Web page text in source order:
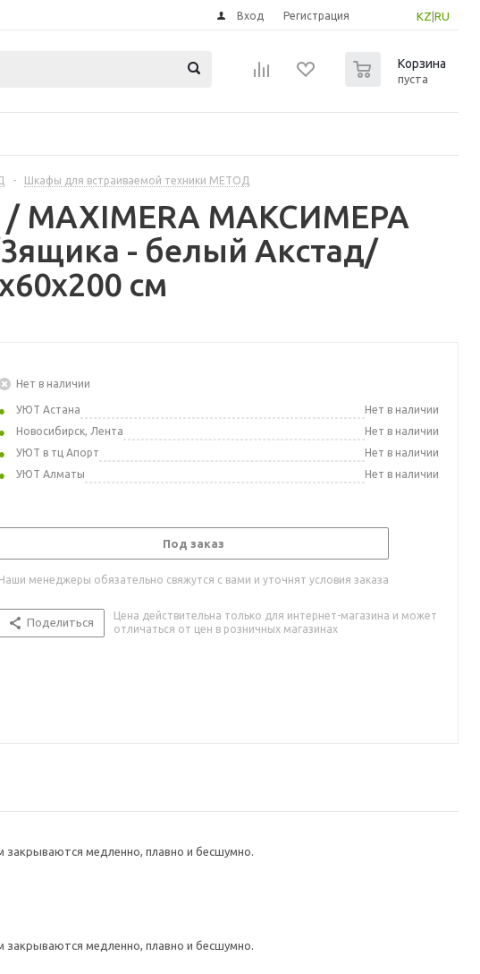
KZ RU
Вход Регистрация
Корзина
пуста
- Шкафы для встраиваемой техники МЕТОД
/ MAXIMERA МАКСИМЕРА
- белый Акстад/
см
Нет в наличии
УЮТ Астана
Нет в наличии
Новосибирск, Лента
Нет в наличии
УЮТ в тц Апорт
Нет в наличии
УЮТ Алматы
Нет в наличии
Под заказ
Наши менеджеры обязательно свяжутся с вами и уточнят условия заказа
Поделиться
Цена действительна только для интернет-магазина и может
отличаться от цен в розничных магазинах
медленно, плавно и бесшумно.
медленно, плавно и бесшумно.